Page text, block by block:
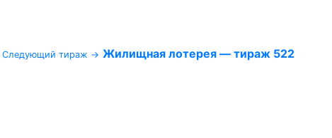
Следующий тираж → Жилищная лотерея — тираж 522